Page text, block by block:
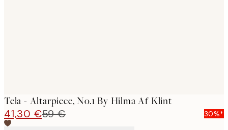
Tela - Altarpiece, No.1 By Hilma Af Klint
41,30 €59 € 30%*